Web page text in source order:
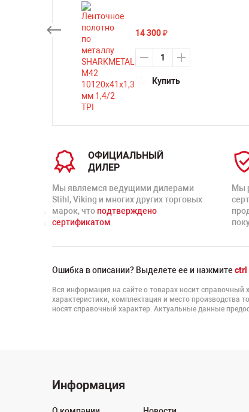
14 300 ₽
Купить
ОФИЦИАЛЬНЫЙ
ДИЛЕР
Мы являемся ведущими дилерами
Stihl, Viking и многих других торговых
марок, что подтверждено
сертификатом
Мы
Ошибка в описании? Выделете ее и нажмите ctrl
Вся информация на сайте о товарах носит справочный
характеристики, комплектация и место производства
носят справочный характер. Актуальные данные
Информация